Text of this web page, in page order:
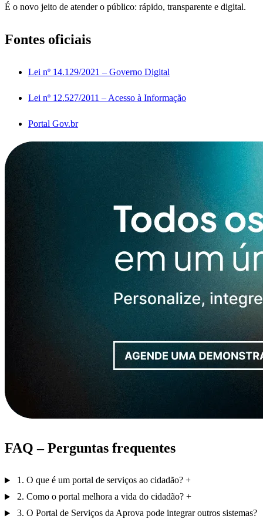
É o novo jeito de atender o público: rápido, transparente e digital.
Fontes oficiais
Lei nº 14.129/2021 – Governo Digital
Lei nº 12.527/2011 – Acesso à Informação
Portal Gov.br
FAQ – Perguntas frequentes
1. O que é um portal de serviços ao cidadão?
2. Como o portal melhora a vida do cidadão?
3. O Portal de Serviços da Aprova pode integrar outros sistemas?